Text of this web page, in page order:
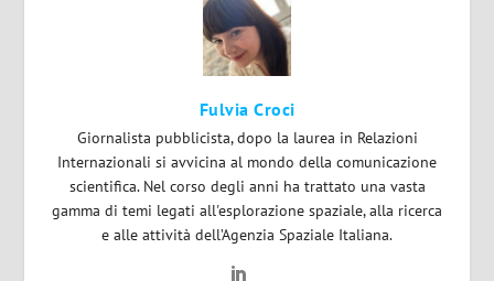
Fulvia Croci
Giornalista pubblicista, dopo la laurea in Relazioni
Internazionali si avvicina al mondo della comunicazione
scientifica. Nel corso degli anni ha trattato una vasta
gamma di temi legati all'esplorazione spaziale, alla ricerca
e alle attività dell’Agenzia Spaziale Italiana.